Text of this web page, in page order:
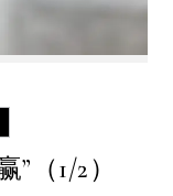
”（1/2）